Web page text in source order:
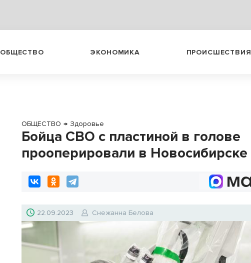
ОБЩЕСТВО ЭКОНОМИКА ПРОИСШЕСТВИЯ
ОБЩЕСТВО → Здоровье
Бойца СВО с пластиной в голове
прооперировали в Новосибирске
22.09.2023 Снежанна Белова